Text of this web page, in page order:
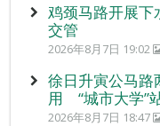
鸡颈马路开展
交管
2026年8月7日 19:02
徐日升寅公马路
用 “城市大学”
2026年8月7日 18:47